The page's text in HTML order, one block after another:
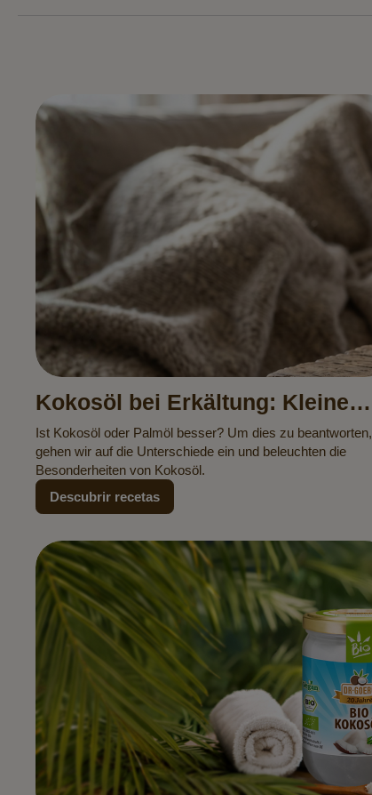
Kokosöl bei Erkältung: Kleine
Anwendung, große Wirkung
Ist Kokosöl oder Palmöl besser? Um dies zu beantworten,
gehen wir auf die Unterschiede ein und beleuchten die
Besonderheiten von Kokosöl.
Descubrir recetas